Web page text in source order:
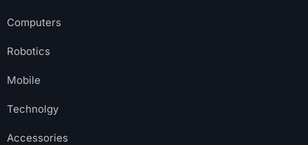
Computers
Robotics
Mobile
Technolgy
Accessories